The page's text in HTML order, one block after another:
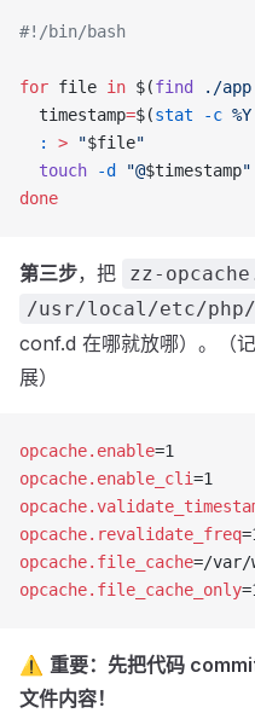
#!/bin/bash
for file in $(find ./app
  timestamp
=$(stat -c %Y
  :
> "$file"
  touch
-d "@$timestamp"
done
第三步，把 zz-
/usr/local/etc/php/
conf.d 在哪就放哪）。（
展）
opcache.enable=1
opcache.enable_cli=1
opcache.revalidate_freq
opcache.file_cache=/var/
opcache.file_cache_only
⚠️ 重要：先把代码
文件内容！